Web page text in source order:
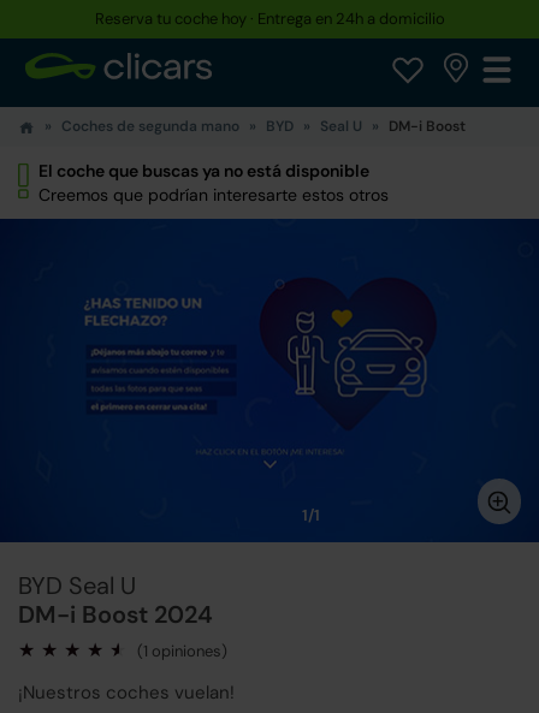
Reserva tu coche hoy · Entrega en 24h a domicilio
Coches de segunda mano BYD Seal U DM-i Boost
El coche que buscas ya no está disponible
Creemos que podrían interesarte estos otros
1/1
BYD Seal U
DM-i Boost 2024
(1 opiniones)
¡Nuestros coches vuelan!